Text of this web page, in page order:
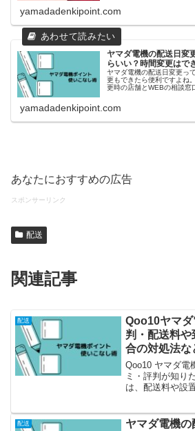
ヤマダモールとの違いを確
yamadadenkipoint.com
ヤマダ電機の配送日変
らいい？時間変更はで
ヤマダ電機の配送日変更っ
更もできたら便利ですよね
更時の店舗とWEBの相談窓
yamadadenkipoint.com
あなたにおすすめの広告
スポンサーリンク
配送
関連記事
配送
Qoo10ヤマ
判・配送料
合の対処法な
Qoo10 ヤマダ電
ミ・評判が知り
は、配送料や設
配送
ヤマダ電機の